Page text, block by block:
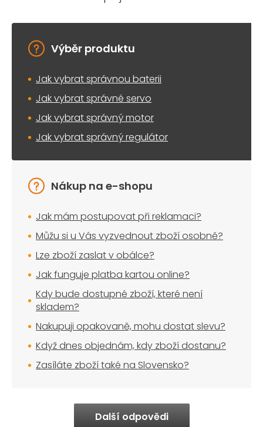
Výběr produktu
Jak vybrat správnou baterii
Jak vybrat správné servo
Jak vybrat správný motor
Jak vybrat správný regulátor
Nákup na e-shopu
Jak mám postupovat při reklamaci?
Můžu si u Vás vyzvednout zboží osobně?
Lze zboží zaslat v obálce?
Jak funguje platba kartou online?
Kdy bude dostupné zboží, které není
skladem?
Nakupuji opakovaně, mohu dostat slevu?
Když dnes objednám, kdy zboží dostanu?
Zasíláte zboží také na Slovensko?
Další odpovědi